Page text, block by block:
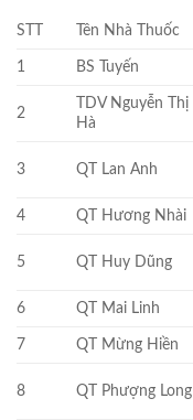
STT Tên Nhà Thuốc
1 BS Tuyến
2
TDV Nguyễn Thị
Hà
3 QT Lan Anh
4 QT Hương Nhài
5 QT Huy Dũng
6 QT Mai Linh
7 QT Mừng Hiền
8 QT Phượng Long